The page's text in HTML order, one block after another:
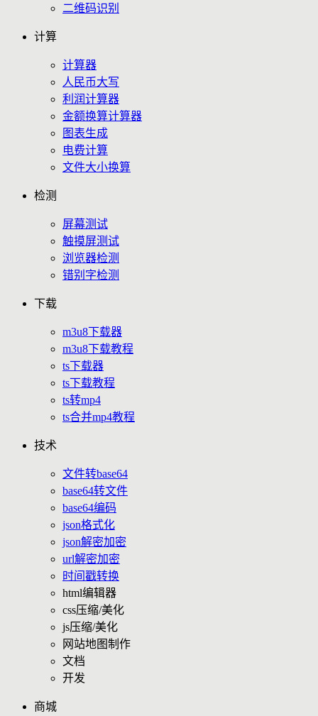
二维码识别
计算
计算器
人民币大写
利润计算器
金额换算计算器
图表生成
电费计算
文件大小换算
检测
屏幕测试
触摸屏测试
浏览器检测
错别字检测
下载
m3u8下载器
m3u8下载教程
ts下载器
ts下载教程
ts转mp4
ts合并mp4教程
技术
文件转base64
base64转文件
base64编码
json格式化
json解密加密
url解密加密
时间戳转换
html编辑器
css压缩/美化
js压缩/美化
网站地图制作
文档
开发
商城